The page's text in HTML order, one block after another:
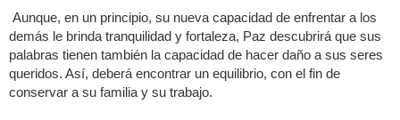
Aunque, en un principio, su nueva capacidad de enfrentar a los
demás le brinda tranquilidad y fortaleza, Paz descubrirá que sus
palabras tienen también la capacidad de hacer daño a sus seres
queridos. Así, deberá encontrar un equilibrio, con el fin de
conservar a su familia y su trabajo.